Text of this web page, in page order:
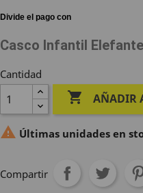
Casco Infantil Elefante
Cantidad
 AÑADIR
 Últimas unidades en
Compartir